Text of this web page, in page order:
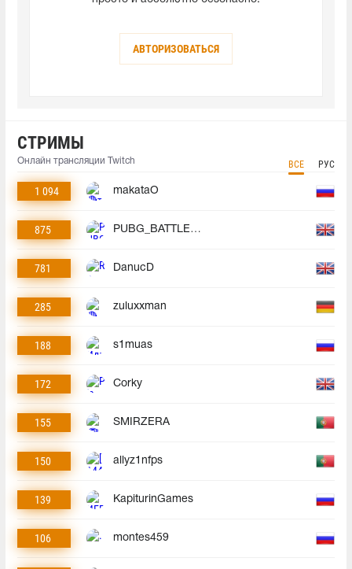
АВТОРИЗОВАТЬСЯ
СТРИМЫ
Онлайн трансляции Twitch ВСЕ РУС
1 094 makataO
875 PUBG_BATTLEGROUNDS
781 DanucD
285 zuluxxman
188 s1muas
172 Corky
155 SMIRZERA
150 allyz1nfps
139 KapiturinGames
106 montes459